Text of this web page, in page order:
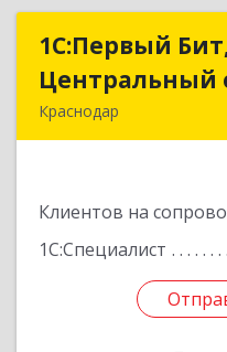
1С:Первый
Центральный
Краснодар
Клиентов на
1С:Специалист